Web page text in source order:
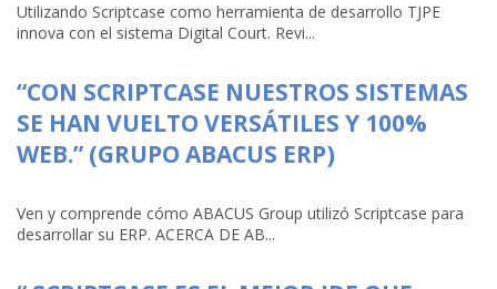
Utilizando Scriptcase como herramienta de desarrollo TJPE
innova con el sistema Digital Court. Revi...
“CON SCRIPTCASE NUESTROS SISTEMAS
SE HAN VUELTO VERSÁTILES Y 100%
WEB.” (GRUPO ABACUS ERP)
Ven y comprende cómo ABACUS Group utilizó Scriptcase para
desarrollar su ERP. ACERCA DE AB...